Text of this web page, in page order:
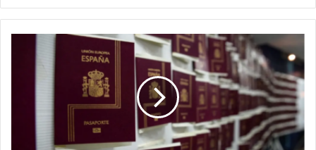
مايتوجب
فعله
في
حال
رفض
طلبك
للحصول